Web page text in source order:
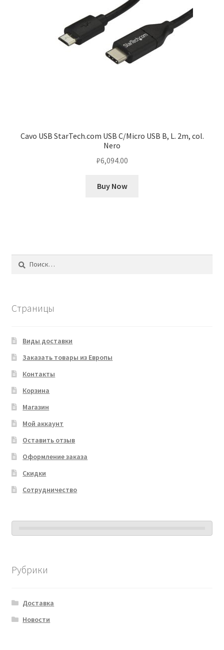
Cavo USB StarTech.com USB C/Micro USB B, L. 2m, col.
Nero
₽6,094.00
Buy Now
Страницы
Виды доставки
Заказать товары из Европы
Контакты
Корзина
Магазин
Мой аккаунт
Оставить отзыв
Оформление заказа
Скидки
Сотрудничество
Рубрики
Доставка
Новости